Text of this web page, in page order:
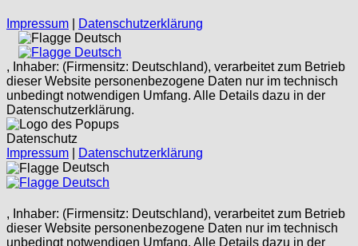
Impressum
Datenschutzerklärung
Deutsch
Deutsch
, Inhaber: (Firmensitz: Deutschland), verarbeitet zum Betrieb
dieser Website personenbezogene Daten nur im technisch
unbedingt notwendigen Umfang. Alle Details dazu in der
Datenschutzerklärung.
Datenschutz
Impressum
Datenschutzerklärung
Deutsch
Deutsch
, Inhaber: (Firmensitz: Deutschland), verarbeitet zum Betrieb
dieser Website personenbezogene Daten nur im technisch
unbedingt notwendigen Umfang. Alle Details dazu in der